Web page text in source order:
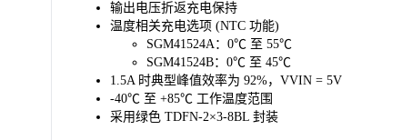
输出电压折返充电保持
温度相关充电选项 (NTC 功能)
SGM41524A：0℃ 至 55℃
SGM41524B：0℃ 至 45℃
1.5A 时典型峰值效率为 92%，VVIN = 5V
-40℃ 至 +85℃ 工作温度范围
采用绿色 TDFN-2×3-8BL 封装